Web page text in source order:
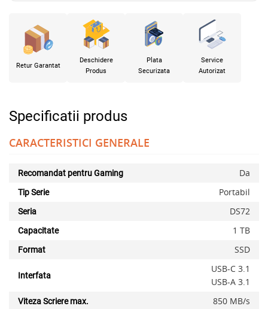
Retur Garantat
Deschidere
Produs
Plata
Securizata
Service
Autorizat
Specificatii produs
CARACTERISTICI GENERALE
Recomandat pentru Gaming Da
Tip Serie Portabil
Seria DS72
Capacitate 1 TB
Format SSD
Interfata
USB-C 3.1
USB-A 3.1
Viteza Scriere max. 850 MB/​s